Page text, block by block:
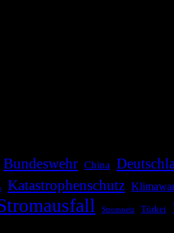
Bundeswehr China
Katastrophenschutz
Stromnetz Türkei